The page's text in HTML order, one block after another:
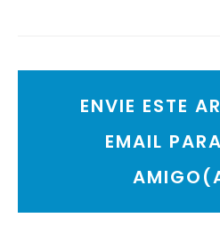
ENVIE ESTE
EMAIL